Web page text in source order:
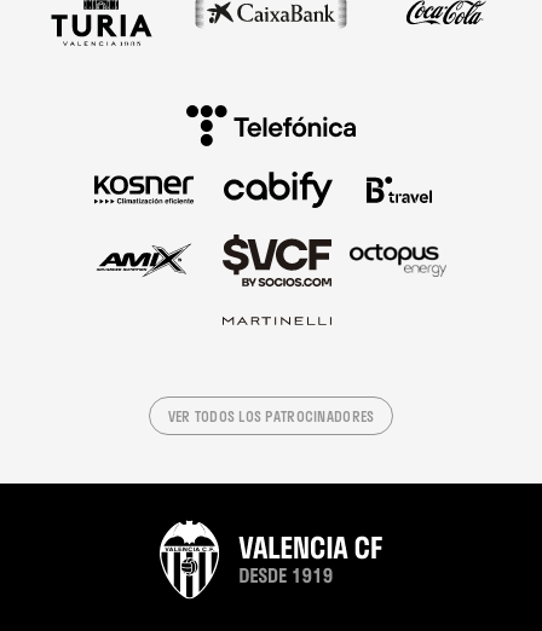
VER TODOS LOS PATROCINADORES